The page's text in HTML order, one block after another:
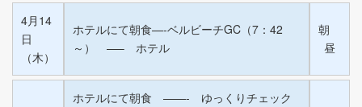
4月14
日
（木）
ホテルにて朝食—-ベルビーチGC（7：42
～） —– ホテル
朝
昼
ホテルにて朝食 ——- ゆっくりチェック